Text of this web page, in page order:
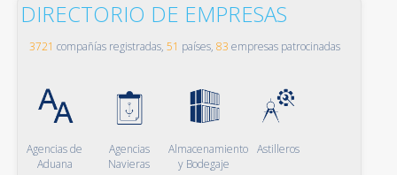
DIRECTORIO DE EMPRESAS
3721 compañías registradas, 51 países, 83 empresas patrocinadas
Agencias de
Aduana
Agencias
Navieras
Almacenamiento
y Bodegaje
Astilleros